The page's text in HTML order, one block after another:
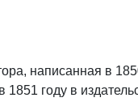
написанная в
1851 году в